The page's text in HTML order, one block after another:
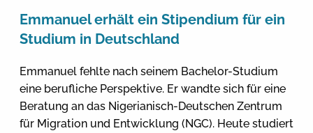
Emmanuel erhält ein Stipendium für ein
Studium in Deutschland
Emmanuel fehlte nach seinem Bachelor-Studium
eine berufliche Perspektive. Er wandte sich für eine
Beratung an das Nigerianisch-Deutschen Zentrum
für Migration und Entwicklung (NGC). Heute studiert